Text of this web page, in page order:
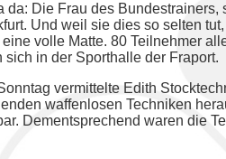
Die Frau des Bundestrainers,
Und weil sie dies so selten
volle Matte. 80 Teilnehmer
in der Sporthalle der Fraport.
vermittelte Edith
waffenlosen Techniken
Dementsprechend waren die